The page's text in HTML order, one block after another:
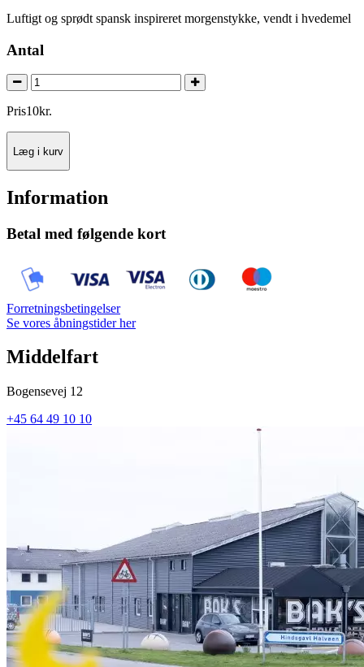
Luftigt og sprødt spansk inspireret morgenstykke, vendt i hvedemel
Antal
Pris10kr.
Læg i kurv
Information
Betal med følgende kort
Forretningsbetingelser
Se vores åbningstider her
Middelfart
Bogensevej 12
+45 64 49 10 10